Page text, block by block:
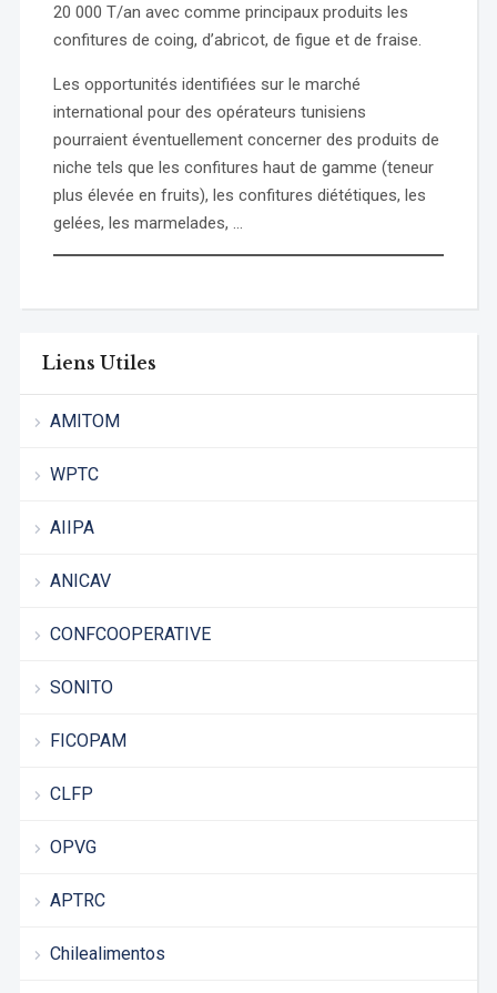
Liens Utiles
AMITOM
WPTC
AIIPA
ANICAV
CONFCOOPERATIVE
SONITO
FICOPAM
CLFP
OPVG
APTRC
Chilealimentos
20 000 T/an avec comme principaux produits les
confitures de coing, d’abricot, de figue et de fraise.
Les opportunités identifiées sur le marché
international pour des opérateurs tunisiens
pourraient éventuellement concerner des produits de
niche tels que les confitures haut de gamme (teneur
plus élevée en fruits), les confitures diététiques, les
gelées, les marmelades, …